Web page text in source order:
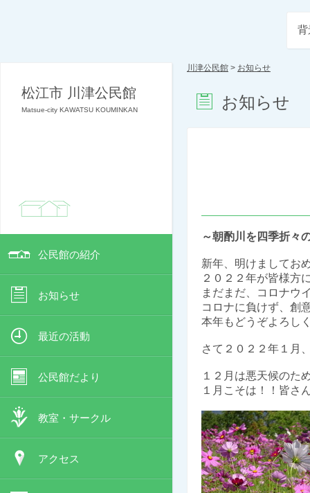
松江市 川津公民館
Matsue-city KAWATSU KOUMINKAN
公民館の紹介
お知らせ
最近の活動
公民館だより
教室・サークル
アクセス
背
川津公民館 > お知らせ
お知らせ
～朝酌川を四季折々
新年、明けましてお
２０２２年が皆様方
まだまだ、コロナウ
コロナに負けず、創
本年もどうぞよろし
さて２０２２年１月
１２月は悪天候のた
１月こそは！！皆さ